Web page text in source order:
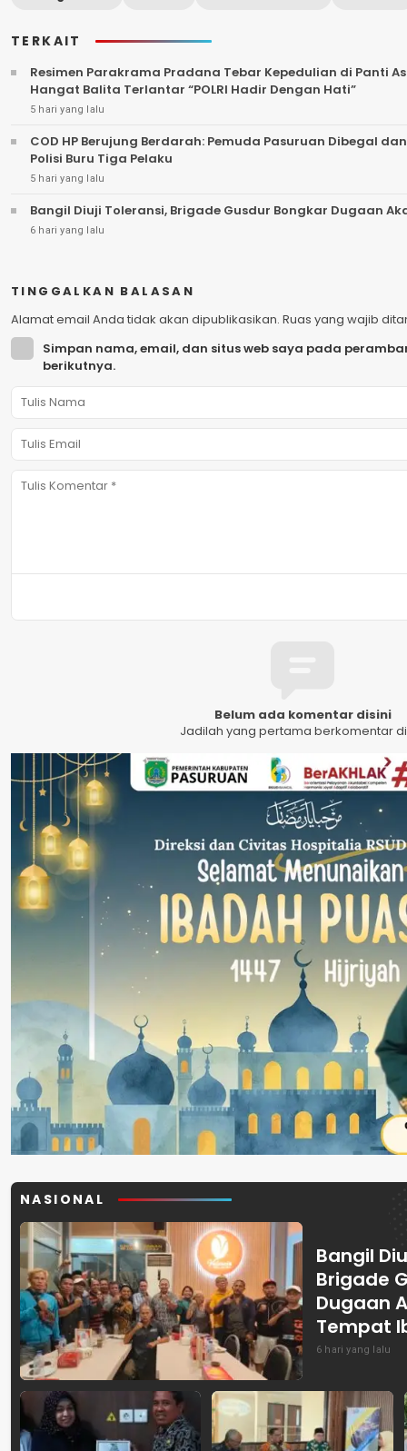
TERKAIT
Resimen Parakrama Pradana Tebar Kepedulian di Panti
Hangat Balita Terlantar “POLRI Hadir Dengan Hati”
5 hari yang lalu
COD HP Berujung Berdarah: Pemuda Pasuruan Dibegal
Polisi Buru Tiga Pelaku
5 hari yang lalu
Bangil Diuji Toleransi, Brigade Gusdur Bongkar Dugaan
6 hari yang lalu
TINGGALKAN BALASAN
Alamat email Anda tidak akan dipublikasikan. Ruas yang wajib
Simpan nama, email, dan situs web saya pada
berikutnya.
Belum ada komentar disini
Jadilah yang pertama berkomentar
NASIONAL
Bangil
Brigade
Dugaan
Tempat
6 hari yang lalu